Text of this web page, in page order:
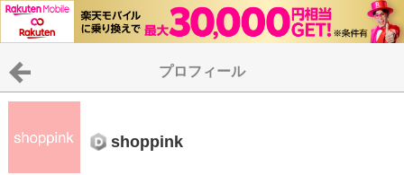
プロフィール
shoppink